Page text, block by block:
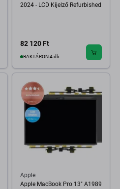
2024 - LCD Kijelző Refurbished
82 120 Ft
RAKTÁRON 4 db
Apple
Apple MacBook Pro 13" A1989